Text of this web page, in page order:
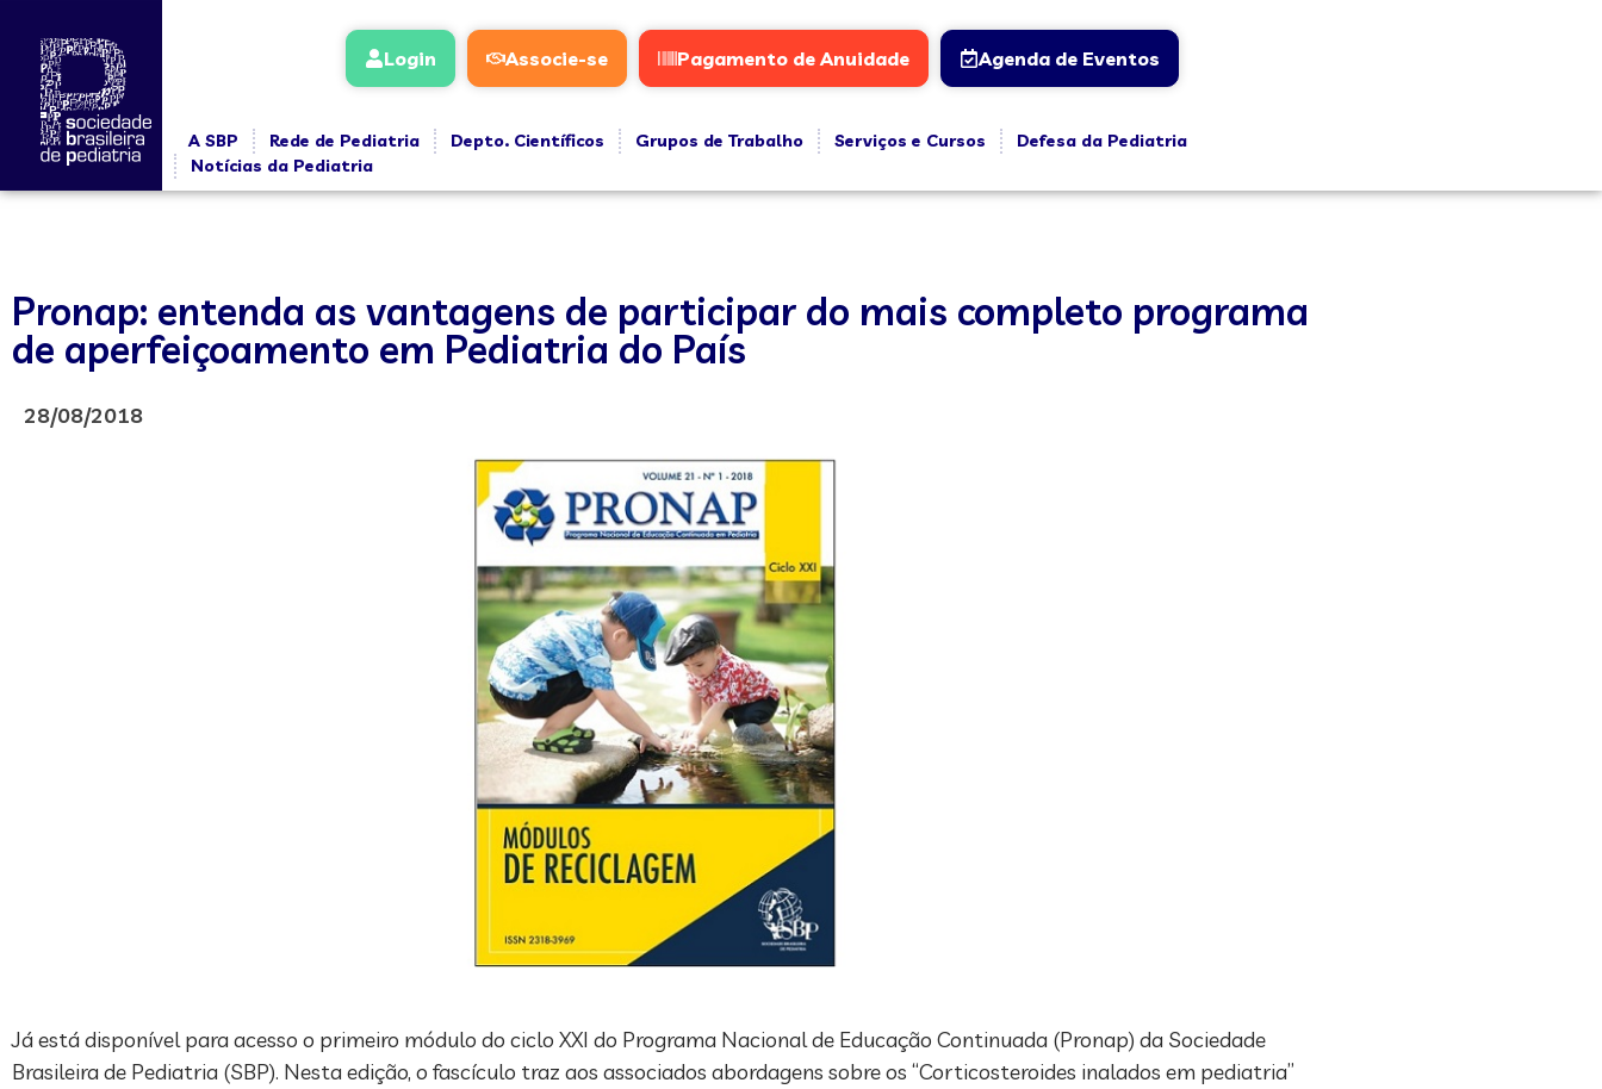
Login Associe-se Pagamento de Anuidade Agenda de Eventos
A SBP Rede de Pediatria Depto. Científicos Grupos de Trabalho Serviços e Cursos
Defesa da Pediatria
Notícias da Pediatria
Pronap: entenda as vantagens de participar do mais completo programa
de aperfeiçoamento em Pediatria do País
28/08/2018
Já está disponível para acesso o primeiro módulo do ciclo XXI do Programa Nacional de Educação Continuada (Pronap) da Sociedade
Brasileira de Pediatria (SBP). Nesta edição, o fascículo traz aos associados abordagens sobre os “Corticosteroides inalados em pediatria”